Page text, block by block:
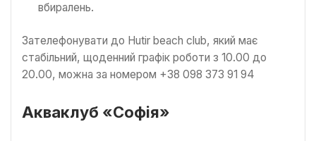
вбиралень.
Зателефонувати до Hutir beach club, який має
стабільний, щоденний графік роботи з 10.00 до
20.00, можна за номером +38 098 373 91 94
Акваклуб «Софія»